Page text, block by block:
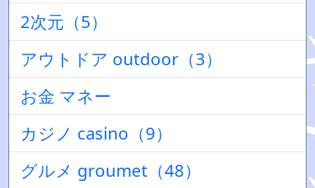
2次元（5）
アウトドア outdoor（3）
お金 マネー
カジノ casino（9）
グルメ groumet（48）